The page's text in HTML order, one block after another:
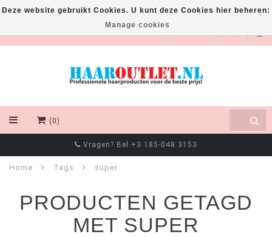
EUR
(0)
Vragen? Bel +3.185-048 3153
Home Tags super
PRODUCTEN GETAGD
MET SUPER
Deze website gebruikt Cookies. U kunt deze Cookies hier beheren:
Manage cookies